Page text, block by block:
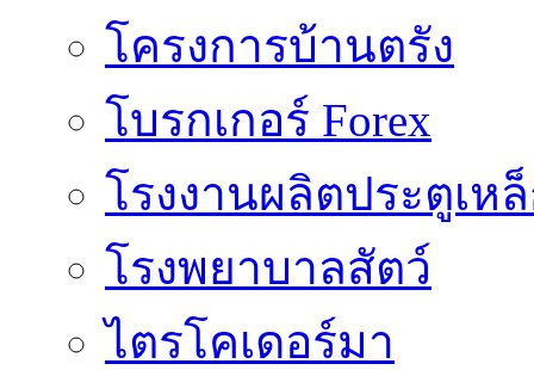
โครงการบ้านตรัง
โบรกเกอร์ Forex
โรงงานผลิตประตูเห
โรงพยาบาลสัตว์
ไตรโคเดอร์มา